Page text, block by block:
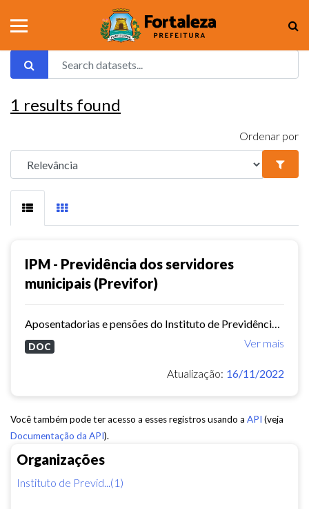
Organizações
Instituto de Previd...(1)
1 results found
Ordenar por
IPM - Previdência dos servidores
municipais (Previfor)
Ver mais
DOC
Atualização: 16/11/2022
Você também pode ter acesso a esses registros usando a API (veja
Documentação da API).